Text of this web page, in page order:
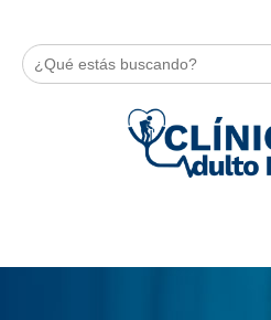
Buscar: